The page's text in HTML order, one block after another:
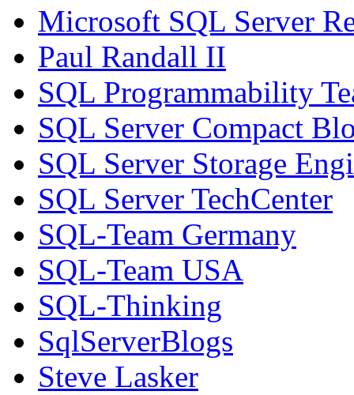
Microsoft SQL Server
Paul Randall II
SQL Programmability
SQL Server Compact
SQL Server Storage
SQL Server TechCenter
SQL-Team Germany
SQL-Team USA
SQL-Thinking
SqlServerBlogs
Steve Lasker